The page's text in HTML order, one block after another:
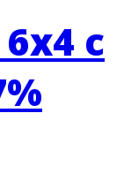
с